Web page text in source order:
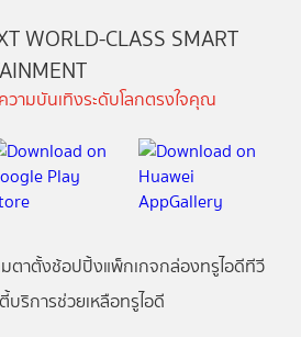
WORLD-CLASS SMART
ามบันเทิงระดับโลกตรงใจคุณ
ตาตั้งช้อปปิ้งแพ็กเกจกล่องทรูไอดีทีวี
บริการช่วยเหลือทรูไอดี